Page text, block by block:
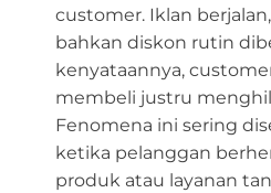
customer. Iklan
bahkan diskon rutin
kenyataannya,
membeli justru
Fenomena ini sering
ketika pelanggan
produk atau layanan